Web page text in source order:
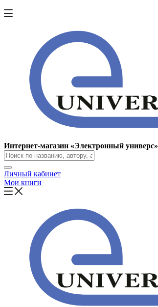
Интернет-магазин «Электронный универс»
Личный кабинет
Мои книги